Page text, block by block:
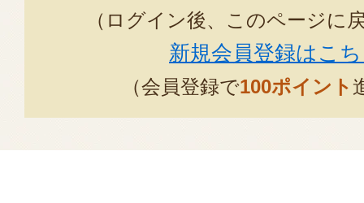
（ログイン後、このページに
新規会員登録はこ
（会員登録で100ポイント